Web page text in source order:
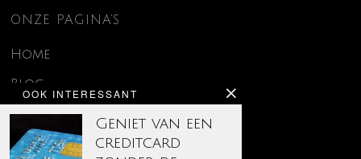
OOK INTERESSANT
Geniet van een
creditcard
ONZE PAGINA’S
Home
Blog
Contact
Disclaimer